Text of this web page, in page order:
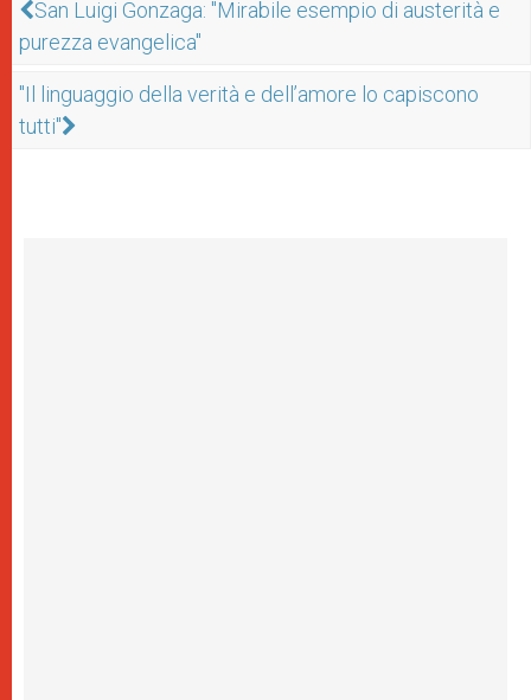
San Luigi Gonzaga: "Mirabile esempio di austerità e
purezza evangelica"
"Il linguaggio della verità e dell’amore lo capiscono
tutti"